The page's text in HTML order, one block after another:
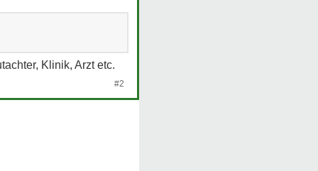
Klinik, Arzt etc.
#2